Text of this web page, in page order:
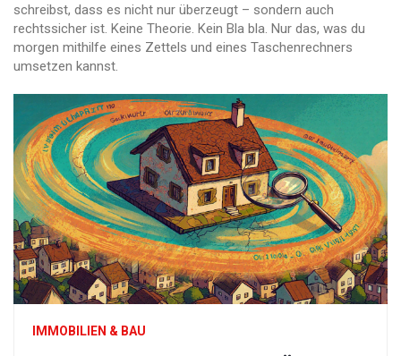
schreibst, dass es nicht nur überzeugt – sondern auch
rechtssicher ist. Keine Theorie. Kein Bla bla. Nur das, was du
morgen mithilfe eines Zettels und eines Taschenrechners
umsetzen kannst.
IMMOBILIEN & BAU